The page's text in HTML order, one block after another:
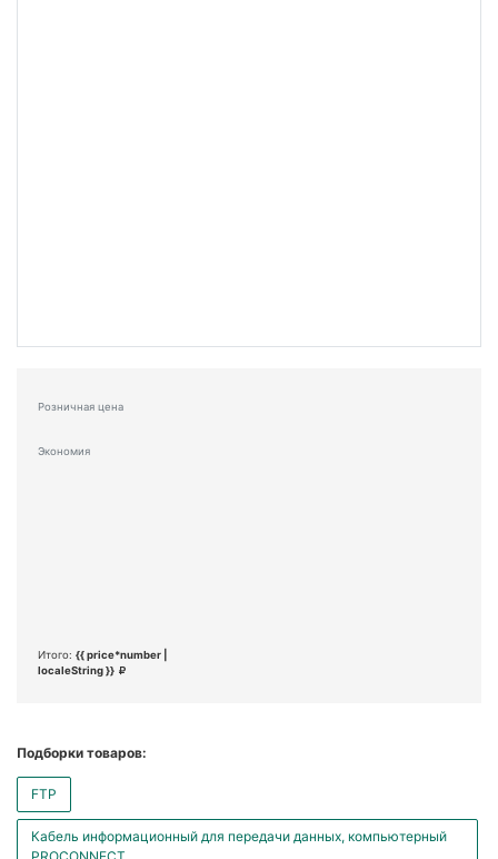
Розничная цена
Экономия
Итого: {{ price*number |
localeString }}
Подборки товаров:
FTP
Кабель информационный для передачи данных, компьютерный